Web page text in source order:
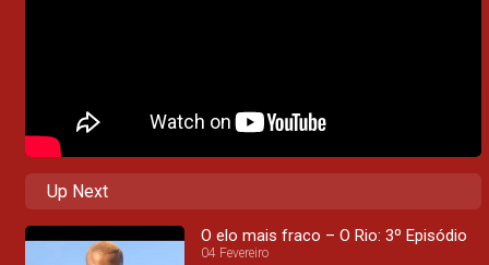
Up Next
O elo mais fraco – O Rio: 3º Episódio
04 Fevereiro